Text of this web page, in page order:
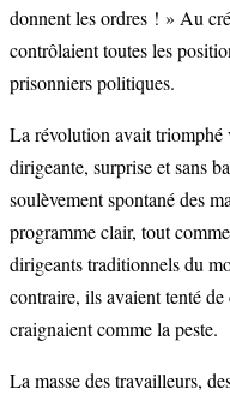
donnent les ordres ! » Au
contrôlaient toutes les
prisonniers politiques.
La révolution avait triomphé
dirigeante, surprise et sans
soulèvement spontané des
programme clair, tout
dirigeants traditionnels du
contraire, ils avaient tenté
craignaient comme la peste.
La masse des travailleurs,